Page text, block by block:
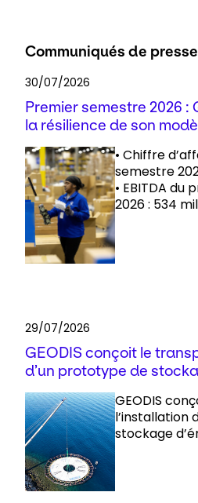
Communiqués de
30/07/2026
Premier semestre 2026 :
la résilience de son
• Chiffre
semestre
• EBITDA
2026 : 534
29/07/2026
GEODIS conçoit le
d’un prototype de
GEODIS
l’installation
stockage